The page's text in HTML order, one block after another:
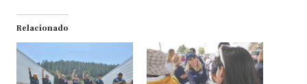
Relacionado